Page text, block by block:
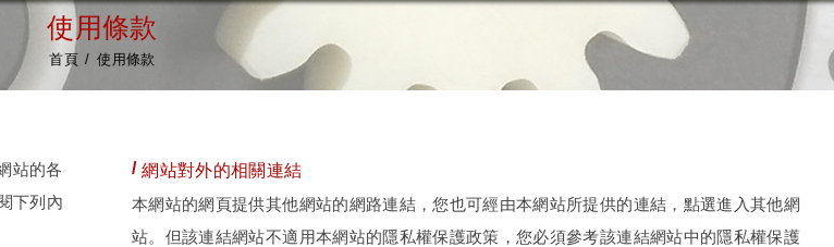
使用條款
首頁 使用條款
站的各
下列內
網站對外的相關連結
本網站的網頁提供其他網站的網路連結，您也可經由本網站所提供的連結，點選進入其他網
站。但該連結網站不適用本網站的隱私權保護政策，您必須參考該連結網站中的隱私權保護